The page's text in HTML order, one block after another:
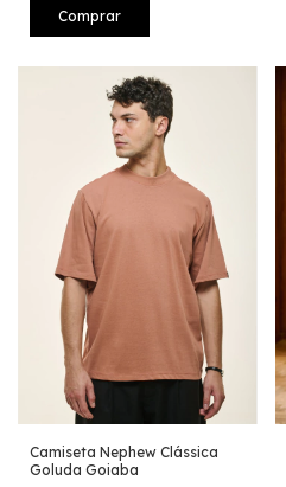
Comprar
Camiseta Nephew Clássica
Goluda Goiaba